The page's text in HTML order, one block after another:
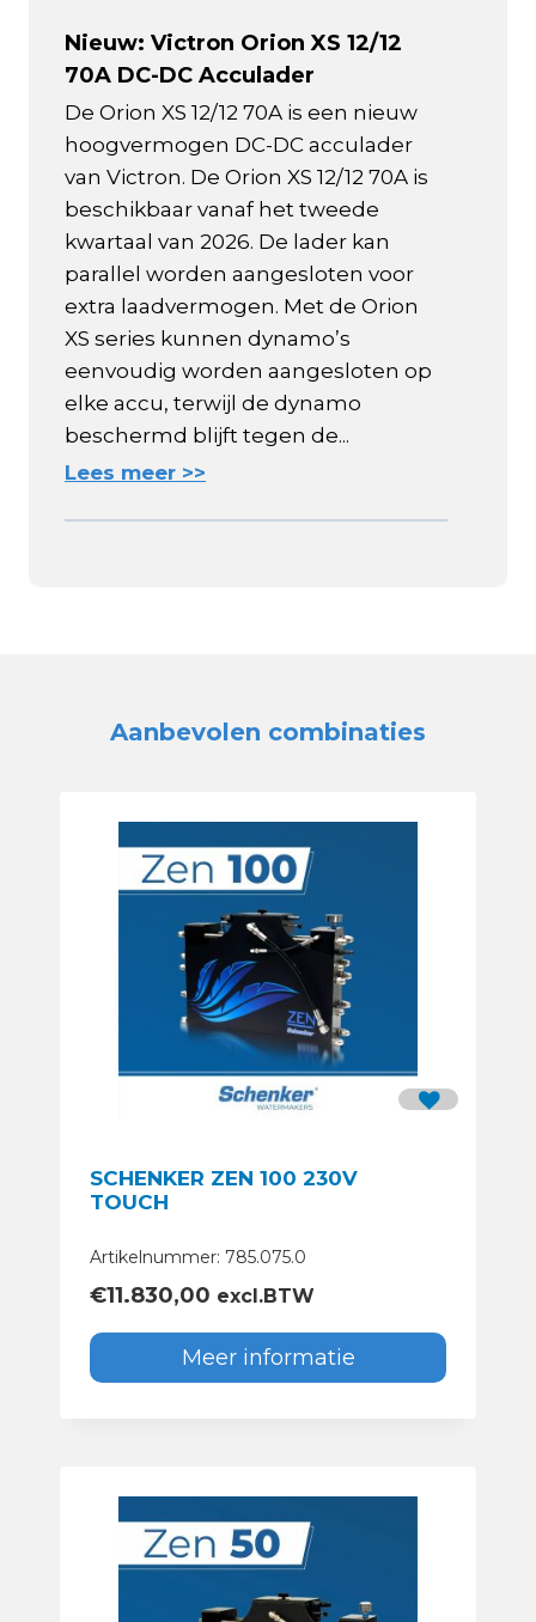
Nieuw: Victron Orion XS 12/12
70A DC-DC Acculader
De Orion XS 12/12 70A is een nieuw
hoogvermogen DC-DC acculader
van Victron. De Orion XS 12/12 70A is
beschikbaar vanaf het tweede
kwartaal van 2026. De lader kan
parallel worden aangesloten voor
extra laadvermogen. Met de Orion
XS series kunnen dynamo’s
eenvoudig worden aangesloten op
elke accu, terwijl de dynamo
beschermd blijft tegen de...
Lees meer >>
Aanbevolen combinaties
SCHENKER ZEN 100 230V
TOUCH
Artikelnummer: 785.075.0
€11.830,00 excl.BTW
Meer informatie